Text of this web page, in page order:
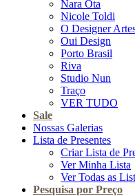
Nara Ota
Nicole Toldi
O Designer
Oui Design
Porto Brasil
Riva
Studio Nun
Traço
VER TUDO
Sale
Nossas Galerias
Lista de Presentes
Criar Lista de
Ver Minha Lista
Ver Todas as
Pesquisa por Preço